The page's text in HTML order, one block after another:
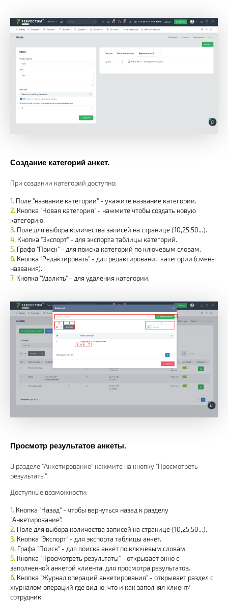
Создание категорий анкет.
При создании категорий доступно:
Поле "название категории" - укажите название категории.
Кнопка "Новая категория" - нажмите чтобы создать новую
категорию.
Поле для выбора количества записей на странице (10,25,50...).
Кнопка "Экспорт" - для экспорта таблицы категорий.
Графа "Поиск" - для поиска категорий по ключевым словам.
Кнопка "Редактировать" - для редактирования категории (смены
названия).
Кнопка "Удалить" - для удаления категории.
Просмотр результатов анкеты.
В разделе "Анкетирование" нажмите на кнопку "Просмотреть
результаты".
Доступные возможности:
Кнопка "Назад" - чтобы вернуться назад к разделу
"Анкетирование".
Поле для выбора количества записей на странице (10,25,50...).
Кнопка "Экспорт" - для экспорта таблицы анкет.
Графа "Поиск" - для поиска анкет по ключевым словам.
Кнопка "Просмотреть результаты" - открывает окно с
заполненной анкетой клиента, для просмотра результатов.
Кнопка "Журнал операций анкетирования" - открывает раздел с
журналом операций где видно, что и как заполнял клиент/
сотрудник.